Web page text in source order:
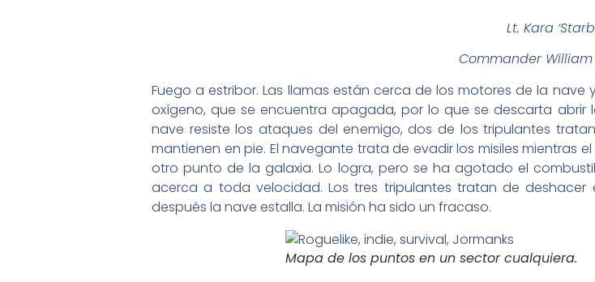
Lt. Kara
Commander
Fuego a estribor. Las llamas están cerca de los motores de la
oxígeno, que se encuentra apagada, por lo que se descarta abrir
nave resiste los ataques del enemigo, dos de los tripulantes
mantienen en pie. El navegante trata de evadir los misiles mientras
otro punto de la galaxia. Lo logra, pero se ha agotado el
acerca a toda velocidad. Los tres tripulantes tratan de
después la nave estalla. La misión ha sido un fracaso.
Mapa de los puntos en un sector cualquiera.